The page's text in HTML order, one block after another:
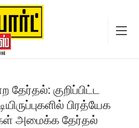
குறிப்பிட்ட
பிரத்யேக
அமைக்க தேர்தல்